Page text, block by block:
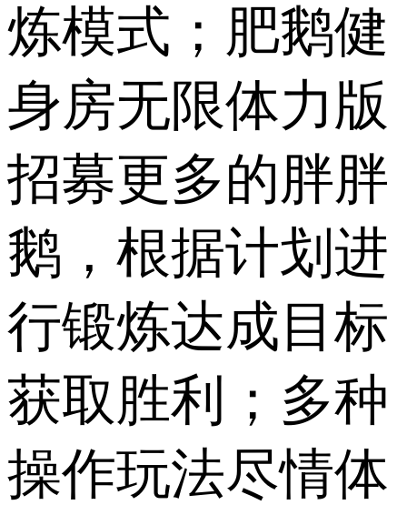
炼模式；肥鹅健
身房无限体力版
招募更多的胖胖
鹅，根据计划进
行锻炼达成目标
获取胜利；多种
操作玩法尽情体